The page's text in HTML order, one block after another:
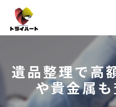
遺品整理で高
や貴金属